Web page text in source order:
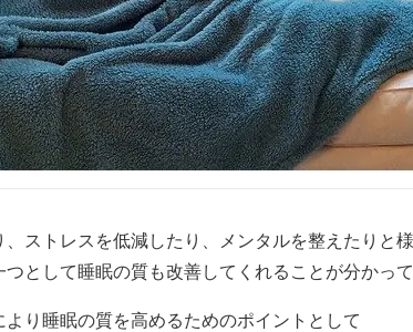
ストレスを低減したり、メンタルを整えたりと
として睡眠の質も改善してくれることが分かって
り睡眠の質を高めるためのポイントとして